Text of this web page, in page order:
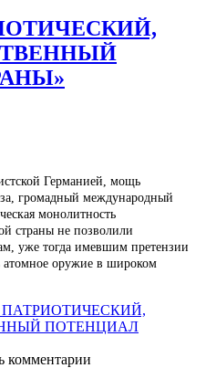
Германией, мощь
громадный международный
монолитность
страны не позволили
уже тогда имевшим претензии
атомное оружие в широком
ПАТРИОТИЧЕСКИЙ,
ПОТЕНЦИАЛ
комментарии